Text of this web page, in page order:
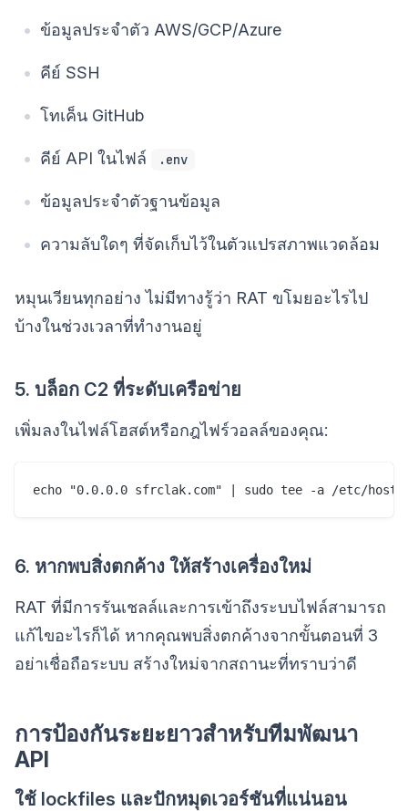
ข้อมูลประจำตัว AWS/GCP/Azure
คีย์ SSH
โทเค็น GitHub
คีย์ API ในไฟล์ .env
ข้อมูลประจำตัวฐานข้อมูล
ความลับใดๆ ที่จัดเก็บไว้ในตัวแปรสภาพแวดล้อม
หมุนเวียนทุกอย่าง ไม่มีทางรู้ว่า RAT ขโมยอะไรไป
บ้างในช่วงเวลาที่ทำงานอยู่
5. บล็อก C2 ที่ระดับเครือข่าย
เพิ่มลงในไฟล์โฮสต์หรือกฎไฟร์วอลล์ของคุณ:
6. หากพบสิ่งตกค้าง ให้สร้างเครื่องใหม่
RAT ที่มีการรันเชลล์และการเข้าถึงระบบไฟล์สามารถ
แก้ไขอะไรก็ได้ หากคุณพบสิ่งตกค้างจากขั้นตอนที่ 3
อย่าเชื่อถือระบบ สร้างใหม่จากสถานะที่ทราบว่าดี
การป้องกันระยะยาวสำหรับทีมพัฒนา
API
ใช้ lockfiles และปักหมุดเวอร์ชันที่แน่นอน